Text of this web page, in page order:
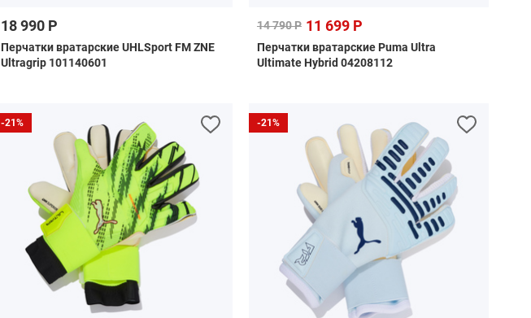
18 990 Р
Перчатки вратарские UHLSport FM ZNE
Ultragrip 101140601
14 790 Р 11 699 Р
Перчатки вратарские Puma Ultra
Ultimate Hybrid 04208112
-21% -21%